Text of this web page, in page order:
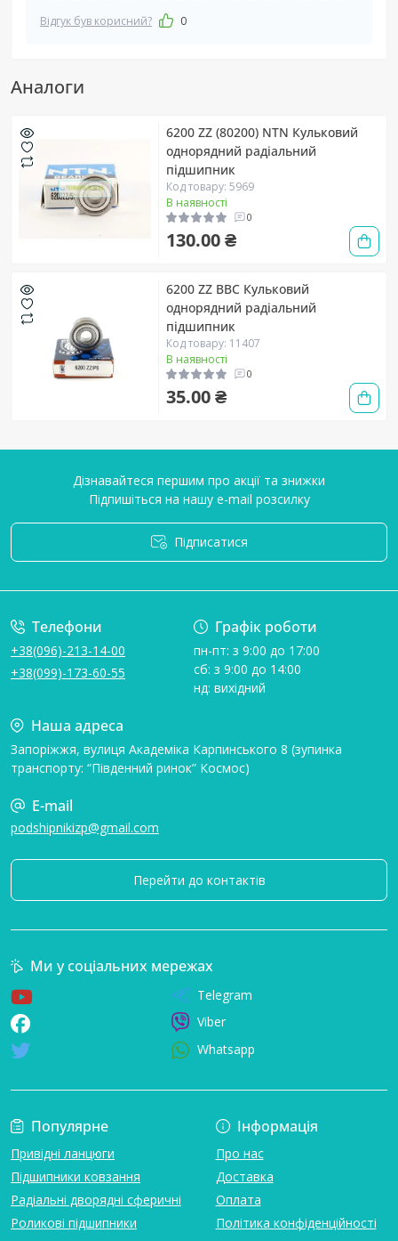
Відгук був корисний? 0
Аналоги
6200 ZZ (80200) NTN Кульковий
однорядний радіальний
підшипник
Код товару: 5969
В наявності
0
130.00 ₴
6200 ZZ BBC Кульковий
однорядний радіальний
підшипник
Код товару: 11407
В наявності
0
35.00 ₴
Дізнавайтеся першим про акції та знижки
Підпишіться на нашу e-mail розсилку
Підписатися
Телефони
+38(096)-213-14-00
+38(099)-173-60-55
Графік роботи
пн-пт: з 9:00 до 17:00
сб: з 9:00 до 14:00
нд: вихідний
Наша адреса
Запоріжжя, вулиця Академіка Карпинського 8 (зупинка
транспорту: “Південний ринок” Космос)
E-mail
podshipnikizp@gmail.com
Перейти до контактів
Популярне
Привідні ланцюги
Підшипники ковзання
Радіальні дворядні сферичні
Роликові підшипники
Інформація
Про нас
Доставка
Оплата
Політика конфіденційності
Ми у соціальних мережах
Telegram
Viber
Whatsapp